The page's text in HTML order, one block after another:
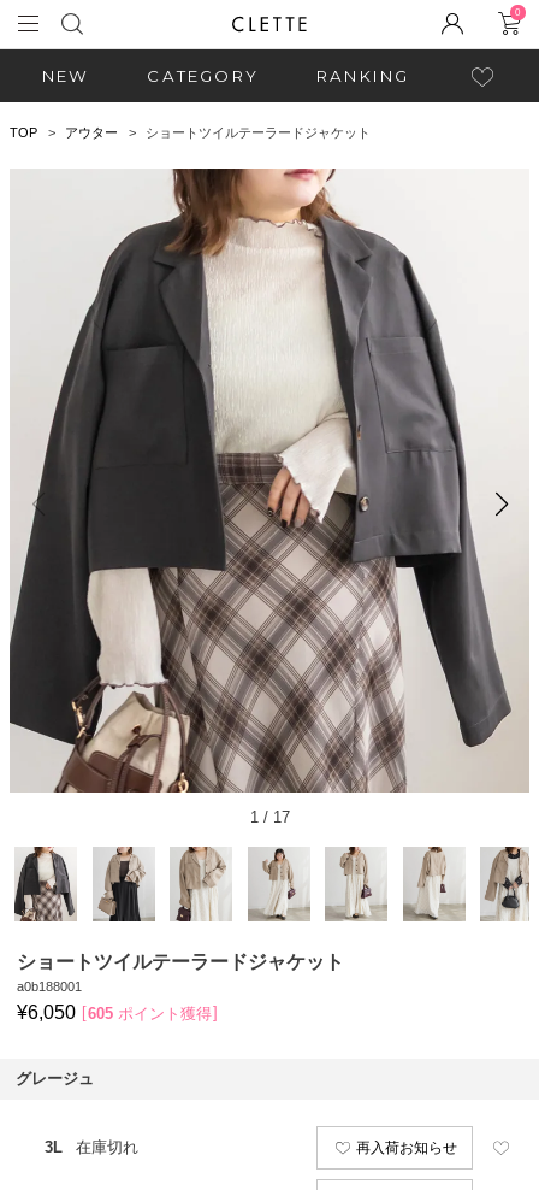
0
NEW CATEGORY RANKING
TOP アウター ショートツイルテーラードジャケット
1/ 17
ショートツイルテーラードジャケット
a0b188001
¥6,050 605 ポイント獲得
グレージュ
3L 在庫切れ 再入荷お知らせ